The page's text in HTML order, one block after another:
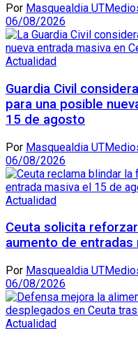
Por Masquealdia
06/08/2026
Actualidad
Guardia Civil
para una posible
15 de agosto
Por Masquealdia
06/08/2026
Actualidad
Ceuta solicita
aumento de
Por Masquealdia
06/08/2026
Actualidad